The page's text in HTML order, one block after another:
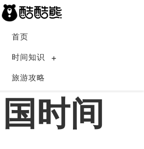
首页
时间知识
旅游攻略
中国
时间